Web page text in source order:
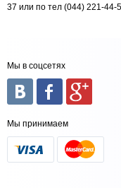
37 или по тел (044) 221-44-
Мы в соцсетях
Мы принимаем